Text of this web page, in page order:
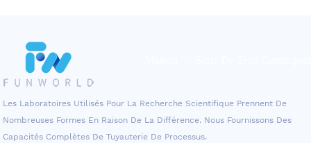
Les Laboratoires Utilisés Pour La Recherche Scientifique Prennent De
Nombreuses Formes En Raison De La Différence. Nous Fournissons Des
Capacités Complètes De Tuyauterie De Processus.